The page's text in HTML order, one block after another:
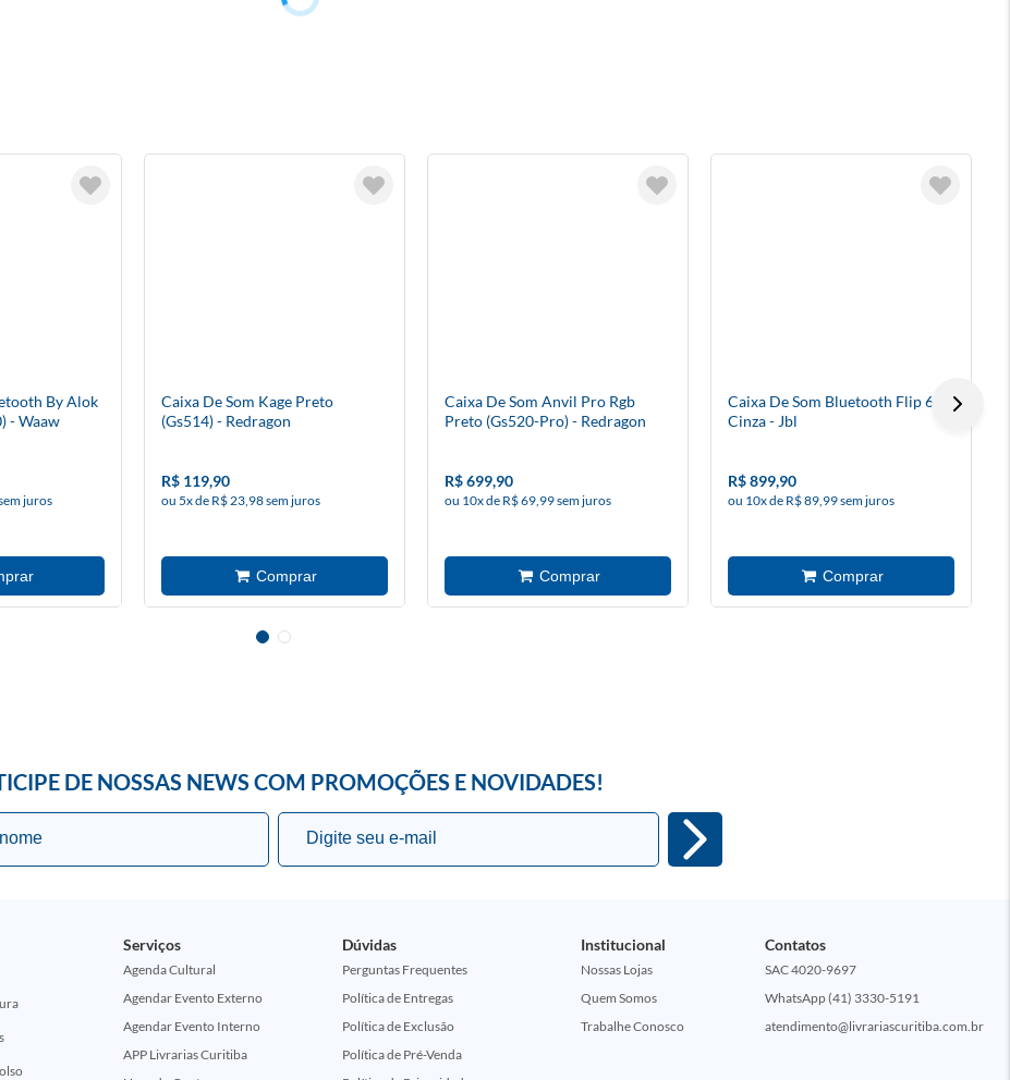
By Alok
- Waaw
juros
Caixa De Som Kage Preto
(Gs514) - Redragon
R$ 119,90
ou 5x de R$ 23,98 sem juros
Caixa De Som Anvil Pro Rgb
Preto (Gs520-Pro) - Redragon
R$ 699,90
ou 10x de R$ 69,99 sem juros
Caixa De Som Bluetooth Flip 6
Cinza - Jbl
R$ 899,90
ou 10x de R$ 89,99 sem juros
DE NOSSAS NEWS COM PROMOÇÕES E NOVIDADES!
Serviços
Agenda Cultural
Agendar Evento Externo
Agendar Evento Interno
APP Livrarias Curitiba
Dúvidas
Perguntas Frequentes
Política de Entregas
Política de Exclusão
Política de Pré-Venda
Institucional
Nossas Lojas
Quem Somos
Trabalhe Conosco
Contatos
SAC 4020-9697
WhatsApp (41) 3330-5191
atendimento@livrariascuritiba.com.br